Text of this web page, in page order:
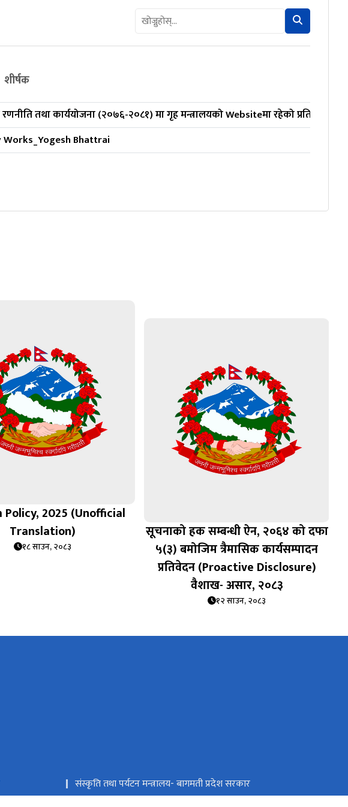
शीर्षक
तथा कार्ययोजना (२०७६-२०८१) मा गृह मन्त्रालयको Websiteमा रहेको प्रतिबन्धित
Bhattrai
Policy, 2025 (Unofficial
Translation)
१८ साउन, २०८३
सूचनाको हक सम्बन्धी ऐन, २०६४ को दफा
५(३) बमोजिम त्रैमासिक कार्यसम्पादन
प्रतिवेदन (Proactive Disclosure)
वैशाख- असार, २०८३
१२ साउन, २०८३
संस्कृति तथा पर्यटन मन्त्रालय- बागमती प्रदेश सरकार